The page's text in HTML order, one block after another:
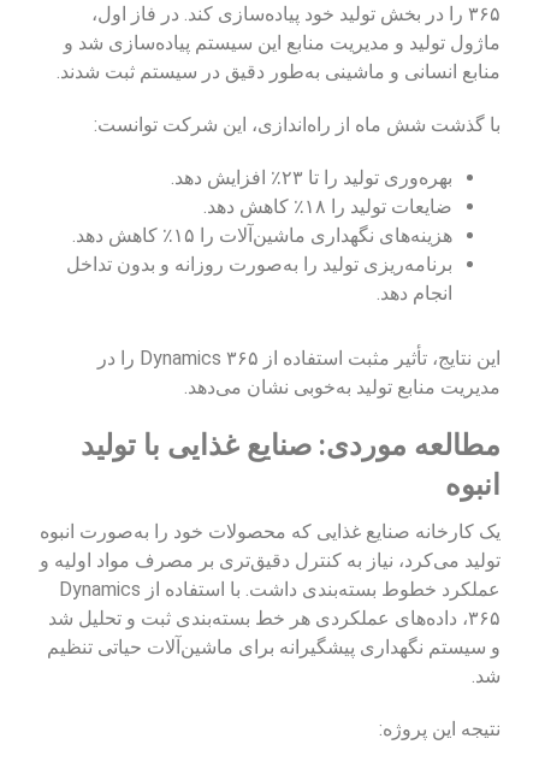
۳۶۵ را در بخش تولید خود پیاده‌سازی کند. در فاز اول،
ماژول تولید و مدیریت منابع این سیستم پیاده‌سازی شد و
منابع انسانی و ماشینی به‌طور دقیق در سیستم ثبت شدند.
با گذشت شش ماه از راه‌اندازی، این شرکت توانست:
بهره‌وری تولید را تا ۲۳٪ افزایش دهد.
ضایعات تولید را ۱۸٪ کاهش دهد.
هزینه‌های نگهداری ماشین‌آلات را ۱۵٪ کاهش دهد.
برنامه‌ریزی تولید را به‌صورت روزانه و بدون تداخل
انجام دهد.
این نتایج، تأثیر مثبت استفاده از Dynamics ۳۶۵ را در
مدیریت منابع تولید به‌خوبی نشان می‌دهد.
مطالعه موردی: صنایع غذایی با تولید
انبوه
یک کارخانه صنایع غذایی که محصولات خود را به‌صورت انبوه
تولید می‌کرد، نیاز به کنترل دقیق‌تری بر مصرف مواد اولیه و
عملکرد خطوط بسته‌بندی داشت. با استفاده از Dynamics
۳۶۵، داده‌های عملکردی هر خط بسته‌بندی ثبت و تحلیل شد
و سیستم نگهداری پیشگیرانه برای ماشین‌آلات حیاتی تنظیم
شد.
نتیجه این پروژه: